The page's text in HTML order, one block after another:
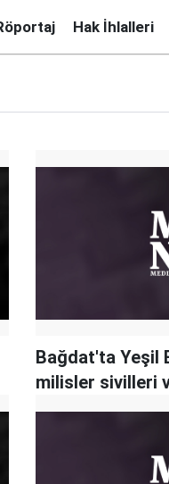
Hak İhlalleri
Bağdat'ta Yeşil
milisler sivilleri